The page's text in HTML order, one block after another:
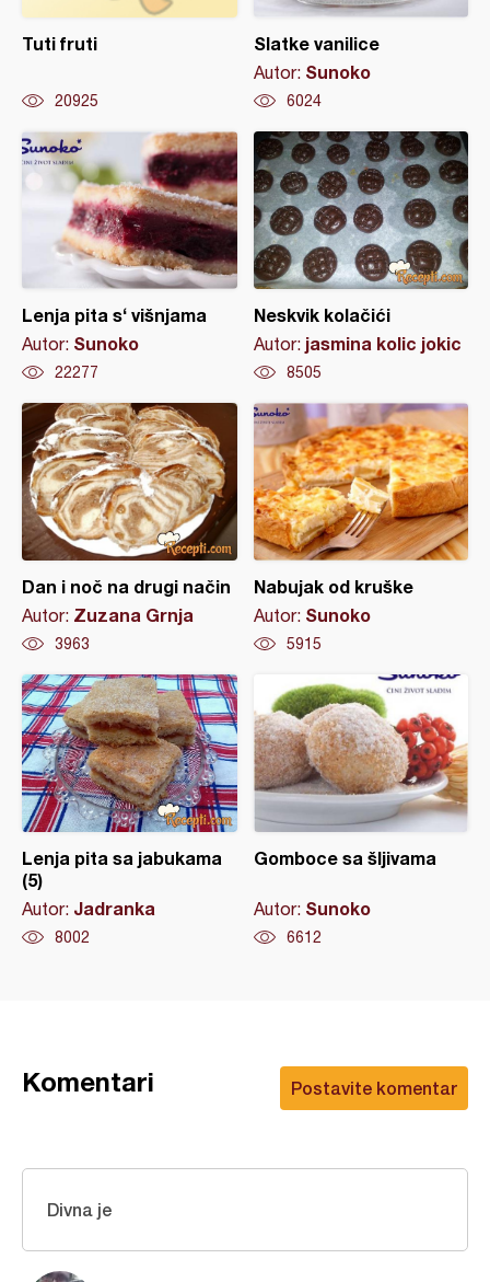
Tuti fruti
20925
Slatke vanilice
Autor: Sunoko
6024
Lenja pita s‘ višnjama
Autor: Sunoko
22277
Neskvik kolačići
Autor: jasmina kolic jokic
8505
Dan i noč na drugi način
Autor: Zuzana Grnja
3963
Nabujak od kruške
Autor: Sunoko
5915
Lenja pita sa jabukama
(5)
Autor: Jadranka
8002
Gomboce sa šljivama
Autor: Sunoko
6612
Postavite komentar
Komentari
Divna je